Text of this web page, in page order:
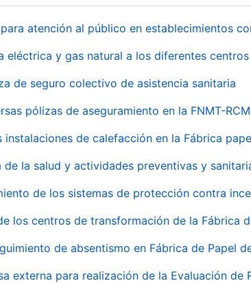
atención al público en establecimientos
eléctrica y gas natural a los diferentes centros
de seguro colectivo de asistencia sanitaria
pólizas de aseguramiento en la FNMT-
instalaciones de calefacción en la Fábrica
de la salud y actividades preventivas y
de los sistemas de protección contra
los centros de transformación de la Fábrica
de absentismo en Fábrica de Papel
externa para realización de la Evaluación de